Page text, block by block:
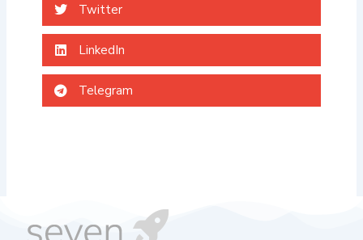
Twitter
LinkedIn
Telegram